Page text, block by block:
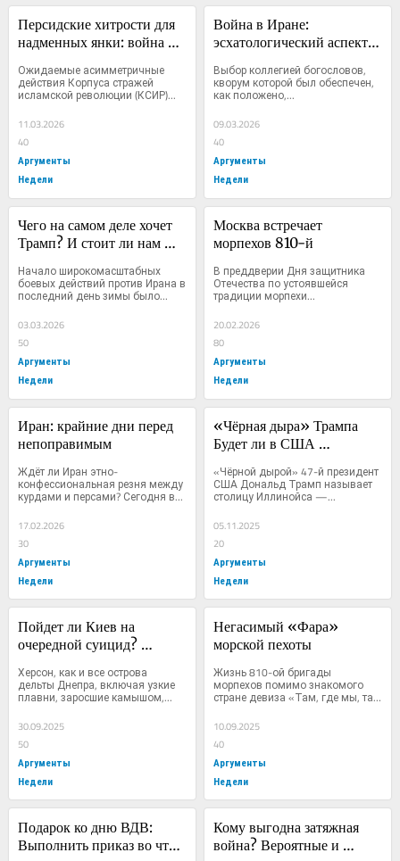
Персидские хитрости для
надменных янки: война на
вовсе не этого хотел Трамп
Ожидаемые асимметричные
действия Корпуса стражей
исламской революции (КСИР)...
11.03.2026
40
Аргументы
Недели
Война в Иране:
эсхатологический аспект.
«Вавилон»
Выбор коллегией богословов,
кворум которой был обеспечен,
как положено,...
09.03.2026
40
Аргументы
Недели
Чего на самом деле хочет
Трамп? И стоит ли нам
цен на газ
Начало широкомасштабных
боевых действий против Ирана в
последний день зимы было...
03.03.2026
50
Аргументы
Недели
Москва встречает
морпехов 810-й
В преддверии Дня защитника
Отечества по устоявшейся
традиции морпехи...
20.02.2026
80
Аргументы
Недели
Иран: крайние дни перед
непоправимым
Ждёт ли Иран этно-
конфессиональная резня между
курдами и персами? Сегодня в...
17.02.2026
30
Аргументы
Недели
«Чёрная дыра» Трампа
Будет ли в США
она уже идёт?
«Чёрной дырой» 47-й президент
США Дональд Трамп называет
столицу Иллинойса —...
05.11.2025
20
Аргументы
Недели
Пойдет ли Киев на
очередной суицид?
мнение наших морпехов
Херсон, как и все острова
дельты Днепра, включая узкие
плавни, заросшие камышом,...
30.09.2025
50
Аргументы
Недели
Негасимый «Фара»
морской пехоты
Жизнь 810-ой бригады
морпехов помимо знакомого
стране девиза «Там, где мы, там
—...
10.09.2025
40
Аргументы
Недели
Подарок ко дню ВДВ:
Выполнить приказ во что
Кому выгодна затяжная
война? Вероятные и